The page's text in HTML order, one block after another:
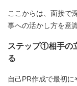
ここからは、面接
事への活かし方を意
ステップ①相手の
る
自己PR作成で最初に